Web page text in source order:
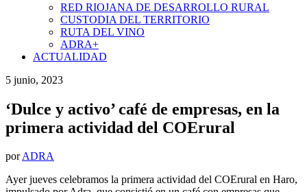
RED RIOJANA DE DESARROLLO RURAL
CUSTODIA DEL TERRITORIO
RUTA DEL VINO
ADRA+
ACTUALIDAD
5 junio, 2023
‘Dulce y activo’ café de empresas, en la
primera actividad del COErural
porADRA
Ayer jueves celebramos la primera actividad del COErural en Haro,